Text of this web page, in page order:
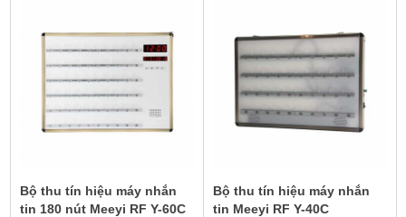
Bộ thu tín hiệu máy nhắn
tin 180 nút Meeyi RF Y-60C
Bộ thu tín hiệu máy nhắn
tin Meeyi RF Y-40C